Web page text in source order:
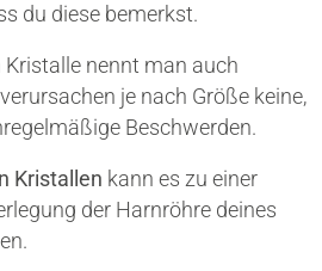
du diese bemerkst.
Kristalle nennt man auch
je nach Größe keine,
Beschwerden.
Kristallen kann es zu einer
der Harnröhre deines